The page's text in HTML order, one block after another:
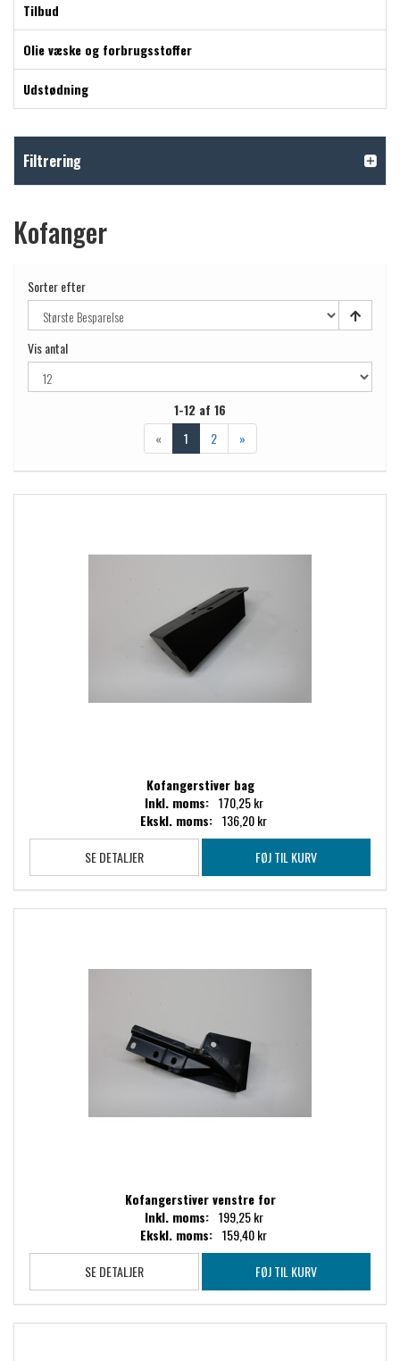
Tilbud
Olie væske og forbrugsstoffer
Udstødning
Filtrering
Kofanger
Sorter efter
Vis antal
1-12 af 16
«
1 2 »
Kofangerstiver bag
Inkl. moms: 170,25 kr
Ekskl. moms: 136,20 kr
SE DETALJER
FØJ TIL KURV
Kofangerstiver venstre for
Inkl. moms: 199,25 kr
Ekskl. moms: 159,40 kr
SE DETALJER
FØJ TIL KURV